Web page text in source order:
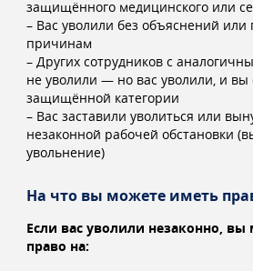
защищённого медицинского или
– Вас уволили без объяснений
причинам
– Других сотрудников с
не уволили — но вас уволили, и вы
защищённой категории
– Вас заставили уволиться или
незаконной рабочей обстановки
увольнение)
На что вы можете иметь
Если вас уволили незаконно,
право на: